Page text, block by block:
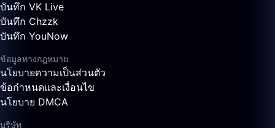
บันทึก VK Live
บันทึก Chzzk
บันทึก YouNow
ข้อมูลทางกฎหมาย
นโยบายความเป็นส่วนตัว
ข้อกำหนดและเงื่อนไข
นโยบาย DMCA
บริษัท